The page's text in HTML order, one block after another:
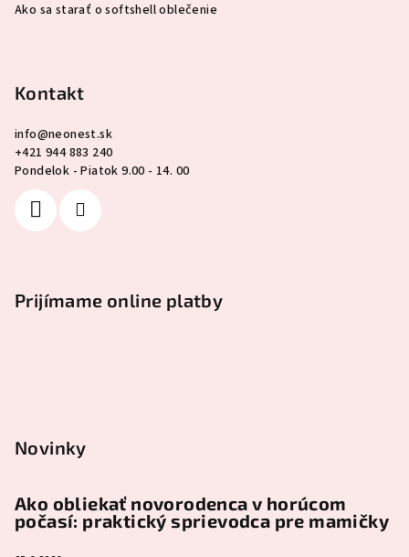
Ako sa starať o softshell oblečenie
Kontakt
info@neonest.sk
+421 944 883 240
Pondelok - Piatok 9.00 - 14. 00
Prijímame online platby
Novinky
Ako obliekať novorodenca v horúcom
počasí: praktický sprievodca pre mamičky